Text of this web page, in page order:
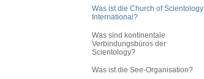
Was ist die Church of Scientology
International?
Was sind kontinentale
Verbindungsbüros der
Scientology?
Was ist die See-Organisation?